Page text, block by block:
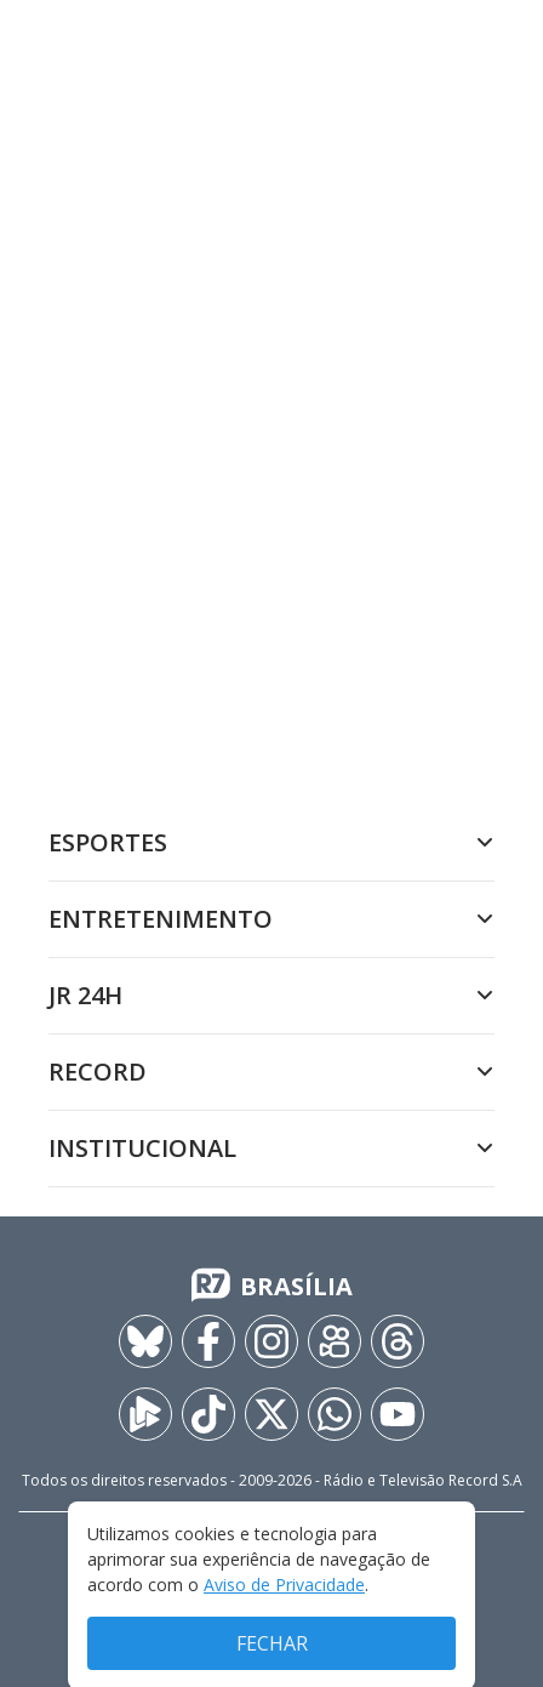
ESPORTES
ENTRETENIMENTO
JR 24H
RECORD
INSTITUCIONAL
BRASÍLIA
Todos os direitos reservados - 2009-2026- Rádio e Televisão Record S.A
FALE CONOSCO
PRIVACIDADE
TERMOS E CONDIÇÕES DE USO
Utilizamos cookies e tecnologia para
aprimorar sua experiência de navegação de
acordo com o Aviso de Privacidade.
FECHAR